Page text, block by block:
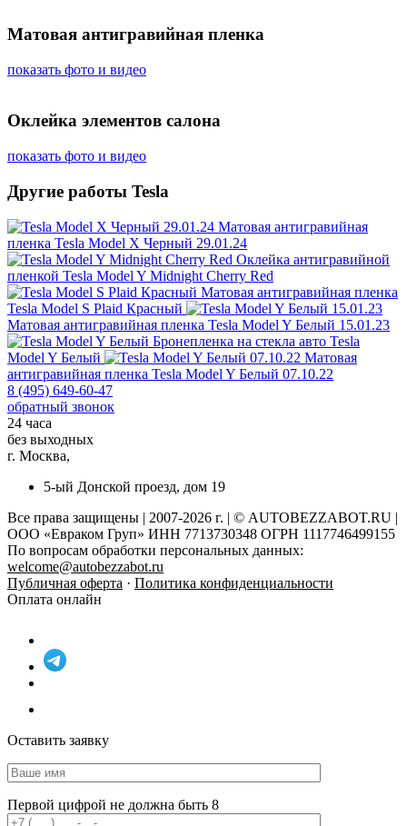
Матовая антигравийная пленка
показать фото и видео
Оклейка элементов салона
показать фото и видео
Другие работы Tesla
Матовая антигравийная
пленка Tesla Model X Черный 29.01.24
Оклейка антигравийной
пленкой Tesla Model Y Midnight Cherry Red
Матовая антигравийная пленка
Tesla Model S Plaid Красный
Матовая антигравийная пленка Tesla Model Y Белый 15.01.23
Бронепленка на стекла авто Tesla
Model Y Белый
Матовая
антигравийная пленка Tesla Model Y Белый 07.10.22
8 (495) 649-60-47
обратный звонок
24 часа
без выходных
г. Москва,
5-ый Донской проезд, дом 19
Все права защищены | 2007-2026 г. | © AUTOBEZZABOT.RU |
ООО «Евраком Груп» ИНН 7713730348 ОГРН 1117746499155
По вопросам обработки персональных данных:
welcome@autobezzabot.ru
Публичная оферта · Политика конфиденциальности
Оплата онлайн
Оставить заявку
Первой цифрой не должна быть 8